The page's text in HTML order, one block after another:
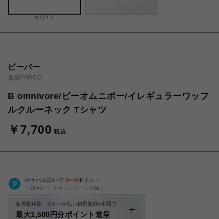
ホワイト
ビーバー
池袋PARCO
B omnivore/ビーオムニボー/イレギュラーワッフ
ルクルーネック Tシャツ
￥7,700 税込
ポケパル払いで 0〜0ポイント
（1P=1円）※キャンペーン分除く
会員登録後、ポケパル払い初回登録&利用で
最大1,500円分ポイント進呈